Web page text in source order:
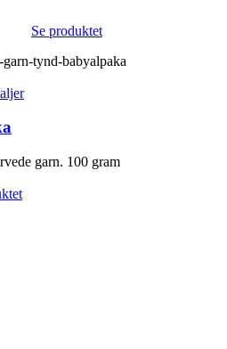
Se produktet
garn. 100 gram